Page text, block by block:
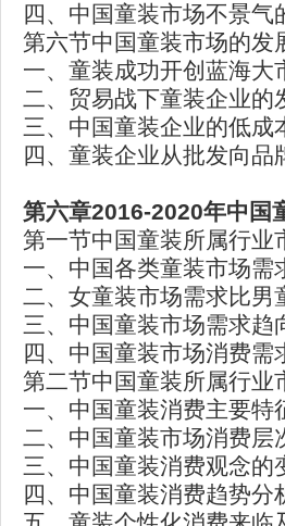
四、中国童装市场不景气
第六节中国童装市场的发
一、童装成功开创蓝海大
二、贸易战下童装企业的
三、中国童装企业的低成
四、童装企业从批发向品
第六章2016-2020年中国
第一节中国童装所属行业
一、中国各类童装市场需
二、女童装市场需求比男
三、中国童装市场需求趋
四、中国童装市场消费需
第二节中国童装所属行业
一、中国童装消费主要特
二、中国童装市场消费层
三、中国童装消费观念的
四、中国童装消费趋势分